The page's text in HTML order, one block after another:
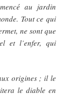
au jardin
Tout ce qui
ne sont que
et l’enfer, qui
origines ; il le
le diable en